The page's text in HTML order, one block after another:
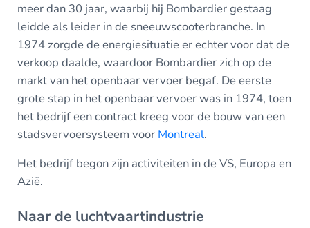
meer dan 30 jaar, waarbij hij Bombardier gestaag
leidde als leider in de sneeuwscooterbranche. In
1974 zorgde de energiesituatie er echter voor dat de
verkoop daalde, waardoor Bombardier zich op de
markt van het openbaar vervoer begaf. De eerste
grote stap in het openbaar vervoer was in 1974, toen
het bedrijf een contract kreeg voor de bouw van een
stadsvervoersysteem voor Montreal.
Het bedrijf begon zijn activiteiten in de VS, Europa en
Azië.
Naar de luchtvaartindustrie